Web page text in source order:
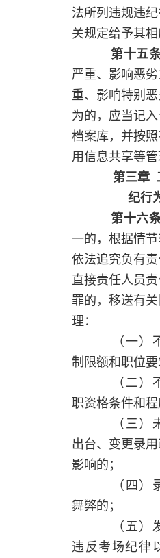
法所列违规违
关规定给予其相
第十五
严重、影响恶
重、影响特别
为的，应当记
档案库，并按
用信息共享等管
第三章
纪行
第十六
一的，根据情
依法追究负有
直接责任人员
罪的，移送有
理：
（一）
制限额和职位要
（二）
职资格条件和程
（三）
出台、变更录
影响的；
（四）
舞弊的；
（五）
违反考场纪律